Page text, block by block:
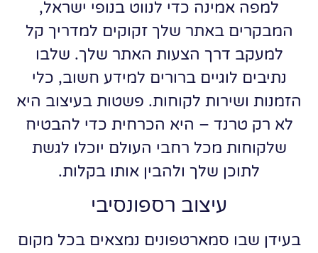
למפה אמינה כדי לנווט בנופי ישראל,
המבקרים באתר שלך זקוקים למדריך קל
למעקב דרך הצעות האתר שלך. שלבו
נתיבים לוגיים ברורים למידע חשוב, כלי
הזמנות ושירות לקוחות. פשטות בעיצוב היא
לא רק טרנד – היא הכרחית כדי להבטיח
שלקוחות מכל רחבי העולם יוכלו לגשת
לתוכן שלך ולהבין אותו בקלות.
עיצוב רספונסיבי
בעידן שבו סמארטפונים נמצאים בכל מקום